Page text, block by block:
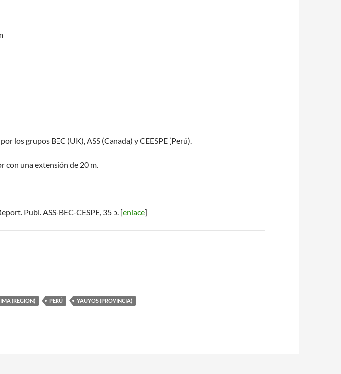
los grupos BEC (UK), ASS (Canada) y CEESPE (Perú).
con una extensión de 20 m.
Publ. ASS-BEC-CESPE, 35 p. [enlace]
(REGION) PERÚ YAUYOS (PROVINCIA)